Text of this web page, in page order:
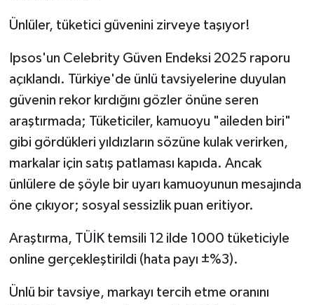
Ünlüler, tüketici güvenini zirveye taşıyor!
Ipsos'un Celebrity Güven Endeksi 2025 raporu
açıklandı. Türkiye'de ünlü tavsiyelerine duyulan
güvenin rekor kırdığını gözler önüne seren
araştırmada; Tüketiciler, kamuoyu "aileden biri"
gibi gördükleri yıldızların sözüne kulak verirken,
markalar için satış patlaması kapıda. Ancak
ünlülere de şöyle bir uyarı kamuoyunun mesajında
öne çıkıyor; sosyal sessizlik puan eritiyor.
Araştırma, TÜİK temsili 12 ilde 1000 tüketiciyle
online gerçekleştirildi (hata payı ±%3).
Ünlü bir tavsiye, markayı tercih etme oranını